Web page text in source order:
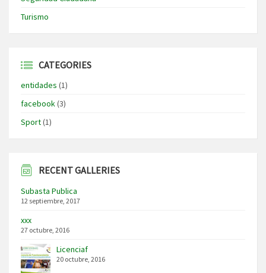
Turismo
CATEGORIES
entidades (1)
facebook(3)
Sport(1)
RECENT GALLERIES
Subasta Publica
12 septiembre, 2017
xxx
27 octubre, 2016
Licenciaf
20 octubre, 2016